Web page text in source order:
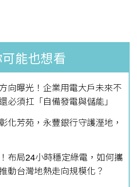
能也想看
向曝光！企業用電大戶未來不
必須扛「自備發電與儲能」
化芳苑，永豐銀行守護溼地，
布局24小時穩定綠電，如何攜
動台灣地熱走向規模化？